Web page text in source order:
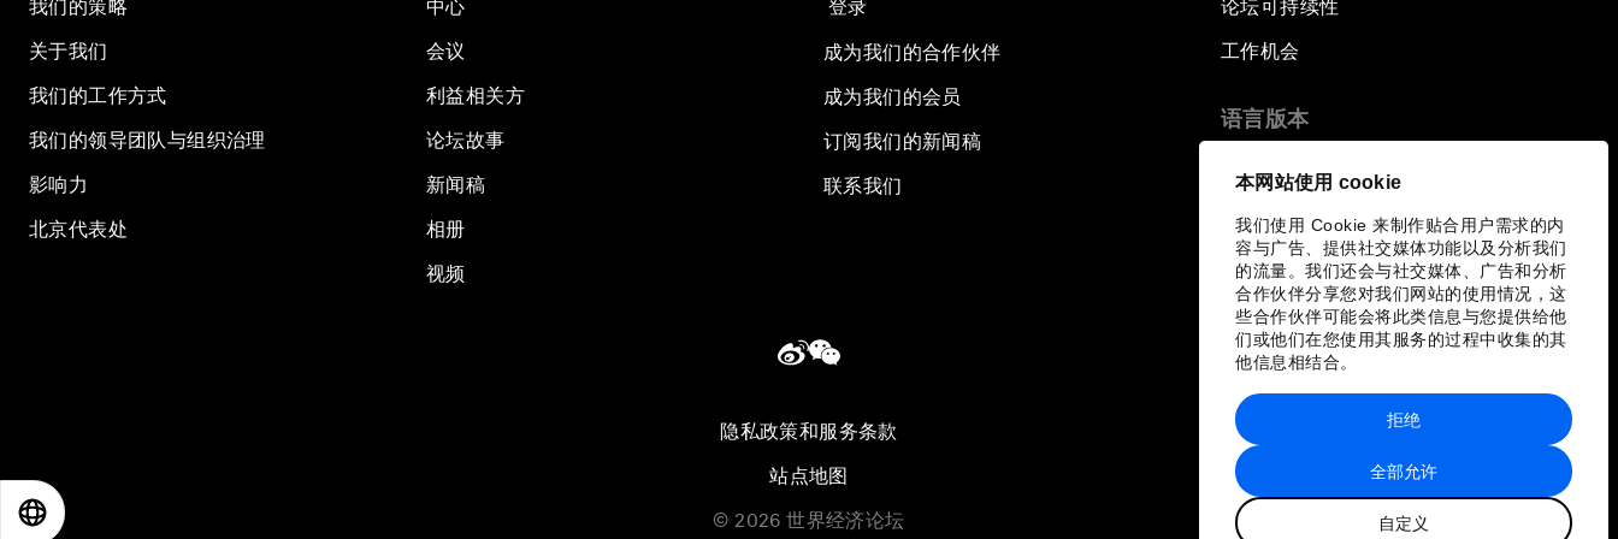
本网站使用 cookie
我们使用 Cookie 来制作贴合用户需求的内
容与广告、提供社交媒体功能以及分析我们
的流量。我们还会与社交媒体、广告和分析
合作伙伴分享您对我们网站的使用情况，这
些合作伙伴可能会将此类信息与您提供给他
们或他们在您使用其服务的过程中收集的其
他信息相结合。
全部允许
自定义
拒绝
我们的策略
关于我们
我们的工作方式
我们的领导团队与组织治理
影响力
北京代表处
中心
会议
利益相关方
论坛故事
新闻稿
相册
视频
登录
成为我们的合作伙伴
成为我们的会员
订阅我们的新闻稿
联系我们
论坛可持续性
工作机会
语言版本
隐私政策和服务条款
站点地图
© 2026 世界经济论坛